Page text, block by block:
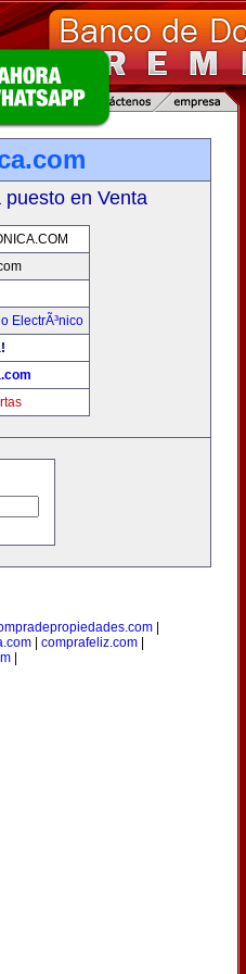
en Venta
ElectrÃ³nico
|
| comprafeliz.com|
|